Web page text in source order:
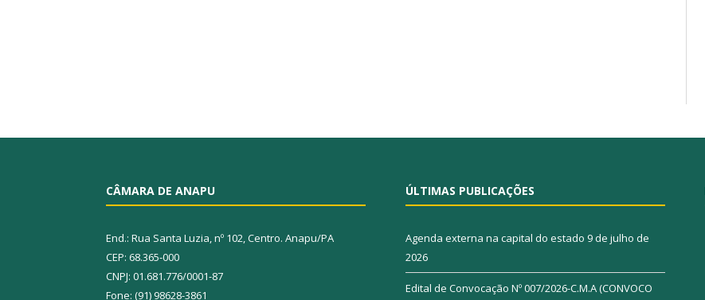
CÂMARA DE ANAPU
End.: Rua Santa Luzia, nº 102, Centro. Anapu/PA
CEP: 68.365-000
CNPJ: 01.681.776/0001-87
Fone: (91) 98628-3861
ÚLTIMAS PUBLICAÇÕES
Agenda externa na capital do estado 9 de julho de
2026
Edital de Convocação Nº 007/2026-C.M.A (CONVOCO